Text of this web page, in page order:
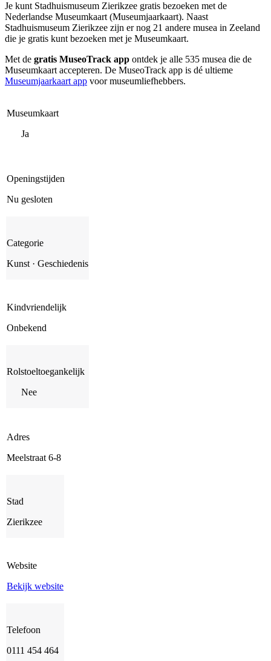
Je kunt Stadhuismuseum Zierikzee gratis bezoeken met de
Nederlandse Museumkaart (Museumjaarkaart). Naast
Stadhuismuseum Zierikzee zijn er nog 21 andere musea in Zeeland
die je gratis kunt bezoeken met je Museumkaart.
Met de gratis MuseoTrack app ontdek je alle 535 musea die de
Museumkaart accepteren. De MuseoTrack app is dé ultieme
Museumjaarkaart app voor museumliefhebbers.
Museumkaart
Ja
Openingstijden
Nu gesloten
Categorie
Kunst · Geschiedenis
Kindvriendelijk
Onbekend
Rolstoeltoegankelijk
Nee
Adres
Meelstraat 6-8
Stad
Zierikzee
Website
Bekijk website
Telefoon
0111 454 464